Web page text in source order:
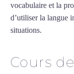
vocabulaire et la
d’utiliser la langue
situations.
Cours